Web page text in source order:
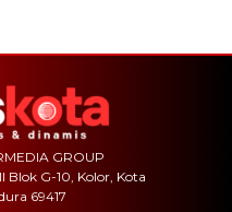
GROUP
Blok G-10, Kolor, Kota
69417